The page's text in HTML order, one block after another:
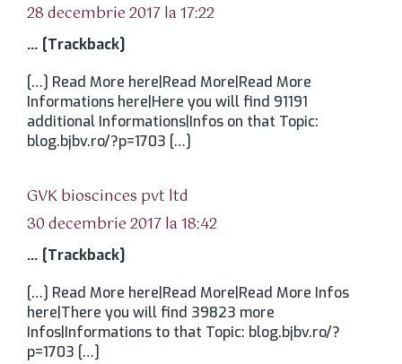
28 decembrie 2017 la 17:22
… [Trackback]
[…] Read More here|Read More|Read More
Informations here|Here you will find 91191
additional Informations|Infos on that Topic:
blog.bjbv.ro/?p=1703 […]
GVK bioscinces pvt ltd
30 decembrie 2017 la 18:42
… [Trackback]
[…] Read More here|Read More|Read More Infos
here|There you will find 39823 more
Infos|Informations to that Topic: blog.bjbv.ro/?
p=1703 […]